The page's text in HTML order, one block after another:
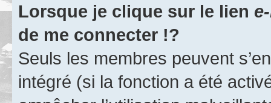
Lorsque je clique sur le lien
de me connecter !?
Seuls les membres peuvent
intégré (si la fonction a été